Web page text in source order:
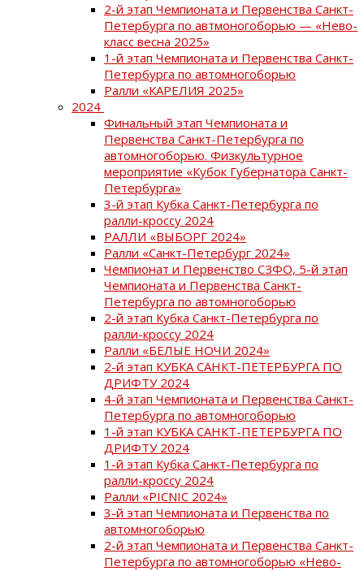
2-й этап Чемпионата и Первенства Санкт-
Петербурга по автмоногоборью — «Нево-
класс весна 2025»
1-й этап Чемпионата и Первенства Санкт-
Петербурга по автомногоборью
Ралли «КАРЕЛИЯ 2025»
2024
Финальный этап Чемпионата и
Первенства Санкт-Петербурга по
автомногоборью. Физкультурное
мероприятие «Кубок Губернатора Санкт-
Петербурга»
3-й этап Кубка Санкт-Петербурга по
ралли-кроссу 2024
РАЛЛИ «ВЫБОРГ 2024»
Ралли «Санкт-Петербург 2024»
Чемпионат и Первенство СЗФО, 5-й этап
Чемпионата и Первенства Санкт-
Петербурга по автомногоборью
2-й этап Кубка Санкт-Петербурга по
ралли-кроссу 2024
Ралли «БЕЛЫЕ НОЧИ 2024»
2-й этап КУБКА САНКТ-ПЕТЕРБУРГА ПО
ДРИФТУ 2024
4-й этап Чемпионата и Первенства Санкт-
Петербурга по автомногоборью
1-й этап КУБКА САНКТ-ПЕТЕРБУРГА ПО
ДРИФТУ 2024
1-й этап Кубка Санкт-Петербурга по
ралли-кроссу 2024
Ралли «PICNIC 2024»
3-й этап Чемпионата и Первенства по
автомногоборью
2-й этап Чемпионата и Первенства Санкт-
Петербурга по автомногоборью «Нево-